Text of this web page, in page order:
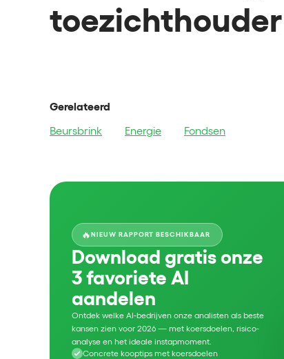
toezichthouder
Gerelateerd
Beursbrink
Energie Fondsen
🔥NIEUW RAPPORT BESCHIKBAAR
Download gratis onze
3 favoriete AI
aandelen
Ontdek welke AI-bedrijven onze analisten als beste
kansen zien voor 2026 — met koersdoelen, risico-
analyse en het ideale instapmoment.
Concrete kooptips met koersdoelen